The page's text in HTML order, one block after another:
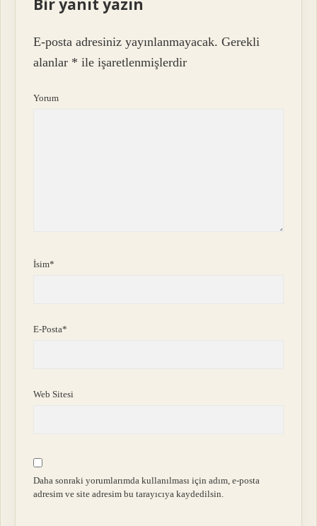
Bir yanıt yazın
E-posta adresiniz yayınlanmayacak. Gerekli
alanlar * ile işaretlenmişlerdir
Yorum
İsim*
E-Posta*
Web Sitesi
Daha sonraki yorumlarımda kullanılması için adım, e-posta
adresim ve site adresim bu tarayıcıya kaydedilsin.